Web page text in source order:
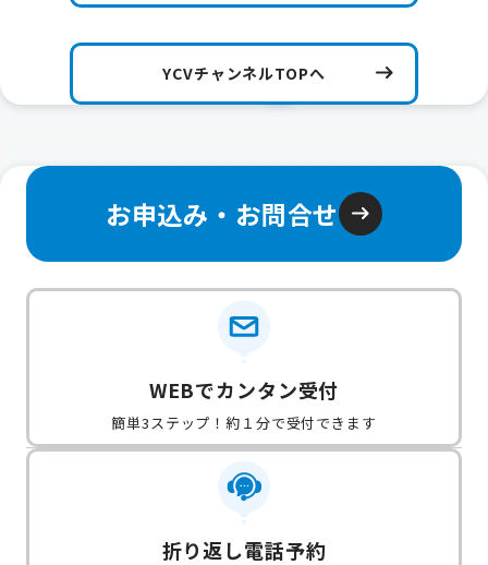
YCVチャンネルTOPへ
お申込み・お問合せ
WEBでカンタン受付
簡単3ステップ！約１分で受付できます
折り返し電話予約